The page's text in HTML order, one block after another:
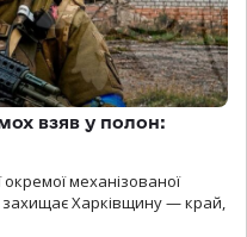
взяв у полон:
механізованої
захищає Харківщину — край,